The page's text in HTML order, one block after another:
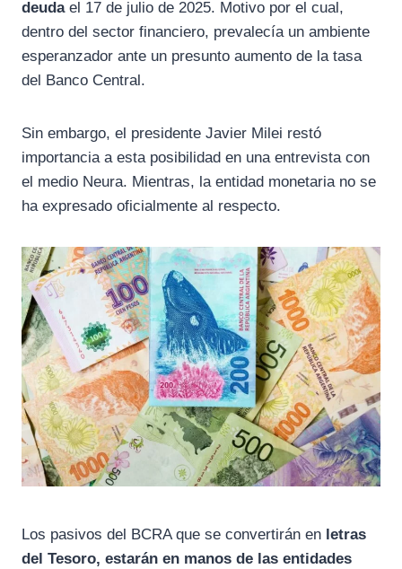
deuda el 17 de julio de 2025. Motivo por el cual,
dentro del sector financiero, prevalecía un ambiente
esperanzador ante un presunto aumento de la tasa
del Banco Central.
Sin embargo, el presidente Javier Milei restó
importancia a esta posibilidad en una entrevista con
el medio Neura. Mientras, la entidad monetaria no se
ha expresado oficialmente al respecto.
Los pasivos del BCRA que se convertirán en letras
del Tesoro, estarán en manos de las entidades